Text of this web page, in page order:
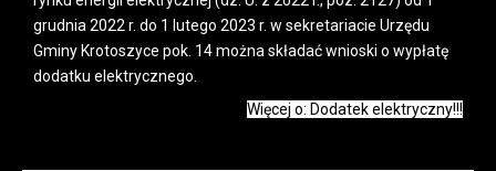
grudnia 2022 r. do 1 lutego 2023 r. w sekretariacie Urzędu
Gminy Krotoszyce pok. 14 można składać wnioski o wypłatę
dodatku elektrycznego.
Więcej o: Dodatek elektryczny!!!